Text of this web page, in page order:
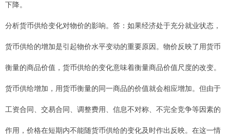
下降。
分析货币供给变化对物价的影响。答：如果经济处于充分就业状态，
货币供给的增加是引起物价水平变动的重要原因。物价反映了用货币
衡量的商品价值，货币供给的变化意味着衡量商品价值尺度的改变。
货币供给增加，用货币衡量的同一商品的价值就会相应增加。但由于
工资合同、交易合同、调整费用、信息不对称、不完全竞争等因素的
作用，价格在短期内不能随货币供给的变化及时作出反映。在这一情